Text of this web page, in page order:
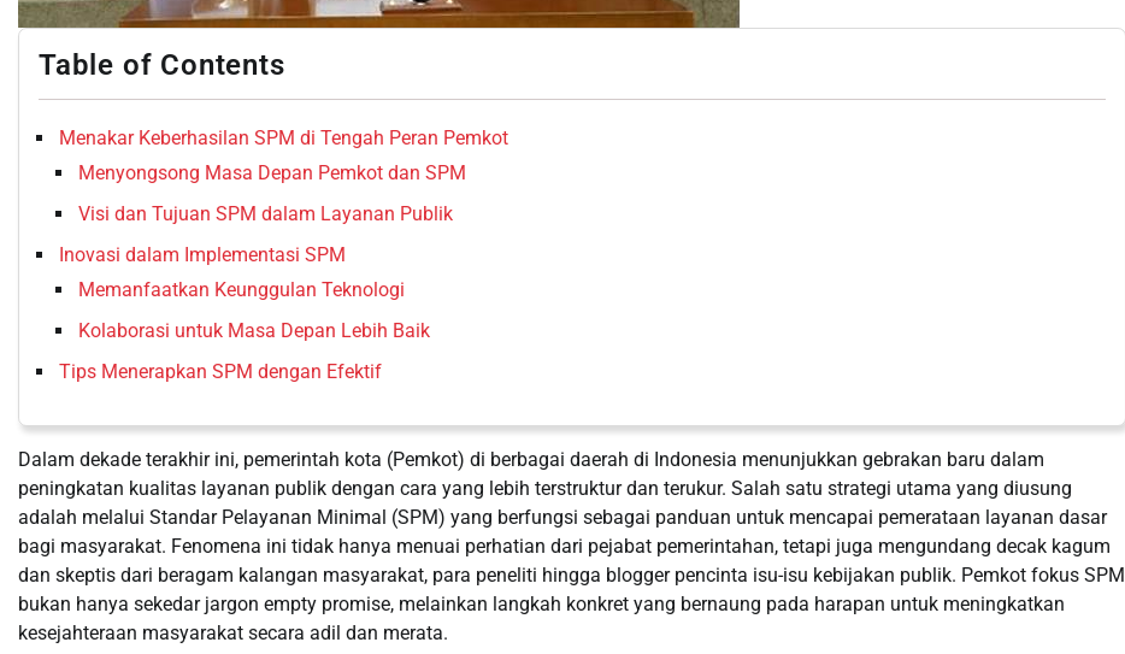
Table of Contents
Menakar Keberhasilan SPM di Tengah Peran Pemkot
Menyongsong Masa Depan Pemkot dan SPM
Visi dan Tujuan SPM dalam Layanan Publik
Inovasi dalam Implementasi SPM
Memanfaatkan Keunggulan Teknologi
Kolaborasi untuk Masa Depan Lebih Baik
Tips Menerapkan SPM dengan Efektif
Dalam dekade terakhir ini, pemerintah kota (Pemkot) di berbagai daerah di Indonesia menunjukkan gebrakan baru dalam
peningkatan kualitas layanan publik dengan cara yang lebih terstruktur dan terukur. Salah satu strategi utama yang diusung
adalah melalui Standar Pelayanan Minimal (SPM) yang berfungsi sebagai panduan untuk mencapai pemerataan layanan dasar
bagi masyarakat. Fenomena ini tidak hanya menuai perhatian dari pejabat pemerintahan, tetapi juga mengundang decak kagum
dan skeptis dari beragam kalangan masyarakat, para peneliti hingga blogger pencinta isu-isu kebijakan publik. Pemkot fokus SPM
bukan hanya sekedar jargon empty promise, melainkan langkah konkret yang bernaung pada harapan untuk meningkatkan
kesejahteraan masyarakat secara adil dan merata.